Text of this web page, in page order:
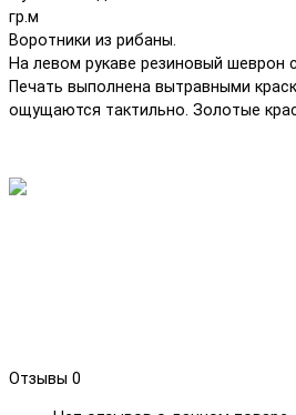
гр.м
Воротники из рибаны.
На левом рукаве резиновый шеврон
Печать выполнена вытравными
ощущаются тактильно. Золотые
Отзывы 0